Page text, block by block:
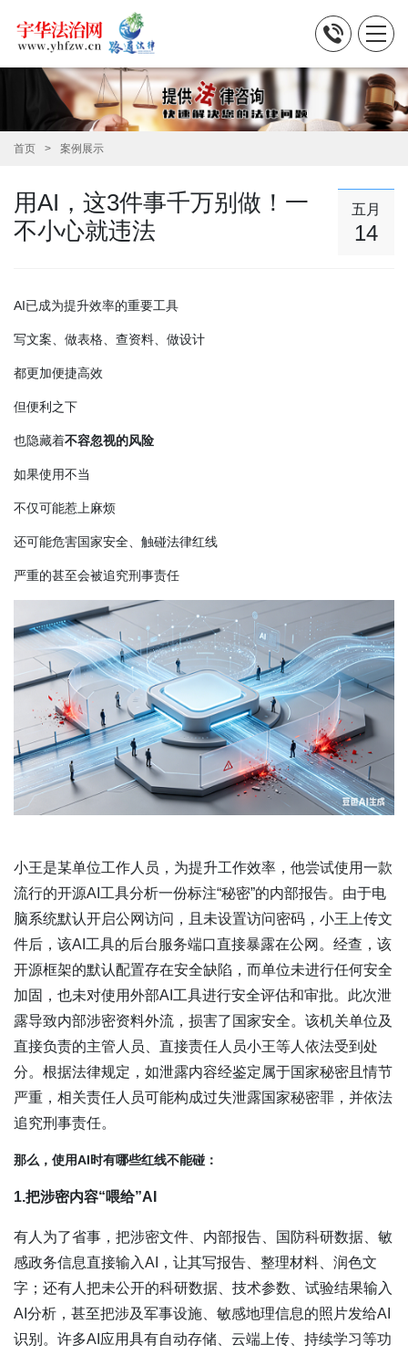
首页 案例展示
用AI，这3件事千万别做！一
不小心就违法
五月
14
AI已成为提升效率的重要工具
写文案、做表格、查资料、做设计
都更加便捷高效
但便利之下
也隐藏着不容忽视的风险
如果使用不当
不仅可能惹上麻烦
还可能危害国家安全、触碰法律红线
严重的甚至会被追究刑事责任
小王是某单位工作人员，为提升工作效率，他尝试使用一款
流行的开源AI工具分析一份标注“秘密”的内部报告。由于电
脑系统默认开启公网访问，且未设置访问密码，小王上传文
件后，该AI工具的后台服务端口直接暴露在公网。经查，该
开源框架的默认配置存在安全缺陷，而单位未进行任何安全
加固，也未对使用外部AI工具进行安全评估和审批。此次泄
露导致内部涉密资料外流，损害了国家安全。该机关单位及
直接负责的主管人员、直接责任人员小王等人依法受到处
分。根据法律规定，如泄露内容经鉴定属于国家秘密且情节
严重，相关责任人员可能构成过失泄露国家秘密罪，并依法
追究刑事责任。
那么，使用AI时有哪些红线不能碰：
1.把涉密内容“喂给”AI
有人为了省事，把涉密文件、内部报告、国防科研数据、敏
感政务信息直接输入AI，让其写报告、整理材料、润色文
字；还有人把未公开的科研数据、技术参数、试验结果输入
AI分析，甚至把涉及军事设施、敏感地理信息的照片发给AI
识别。许多AI应用具有自动存储、云端上传、持续学习等功